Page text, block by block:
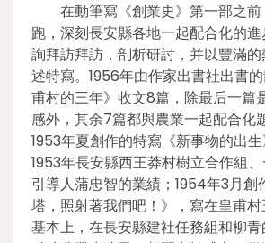
在動筆寫《創業史》第一部之
跑，深刻長安縣各地一起配合化的
詢拜訪拜訪，剖析研討，并以豐滿
述特寫。1956年由作家出書社出書
甫村的三年》收文8篇，除最后一篇
感外，其余7篇都與農業一起配合化
1953年夏創作的特寫《新事物的出
1953年長安縣西王莽村樹立合作組
引導人蒲忠智的業績；1954年3月創
塔，照射著我們吧！》，寫在皇甫
基本上，在長安縣建社任務組和柳青